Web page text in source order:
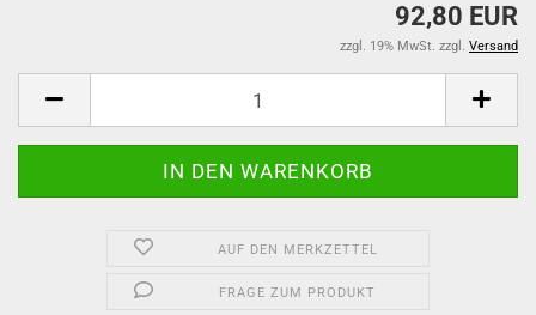
92,80 EUR
zzgl. 19% MwSt. zzgl. Versand
AUF DEN MERKZETTEL
FRAGE ZUM PRODUKT